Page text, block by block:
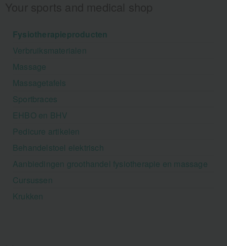
Fysiotherapieproducten
Verbruiksmaterialen
Massage
Massagetafels
Sportbraces
EHBO en BHV
Pedicure artikelen
Behandelstoel elektrisch
Aanbiedingen groothandel fysiotherapie en massage
Cursussen
Krukken